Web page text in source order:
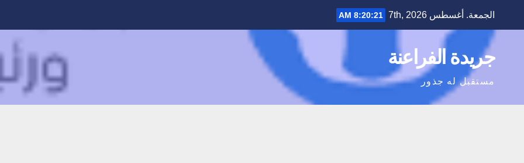
الجمعة. أغسطس 7th, 2026 8:20:22 AM
جريدة الفراعنة
مستقبل له جذور